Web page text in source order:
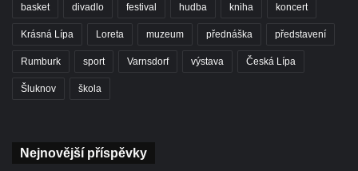
basket divadlo festival hudba kniha koncert
Krásná Lípa Loreta muzeum přednáška představení
Rumburk sport Varnsdorf výstava Česká Lípa
Šluknov škola
Nejnovější příspěvky